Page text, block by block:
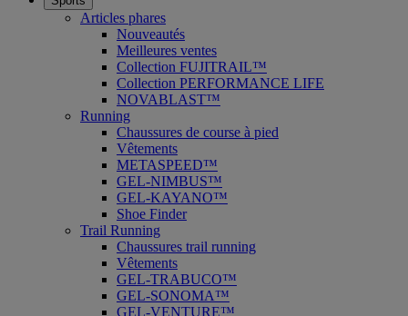
Articles phares
Nouveautés
Meilleures ventes
Collection FUJITRAIL™
Collection PERFORMANCE LIFE
NOVABLAST™
Running
Chaussures de course à pied
Vêtements
METASPEED™
GEL-NIMBUS™
GEL-KAYANO™
Shoe Finder
Trail Running
Chaussures trail running
Vêtements
GEL-TRABUCO™
GEL-SONOMA™
GEL-VENTURE™